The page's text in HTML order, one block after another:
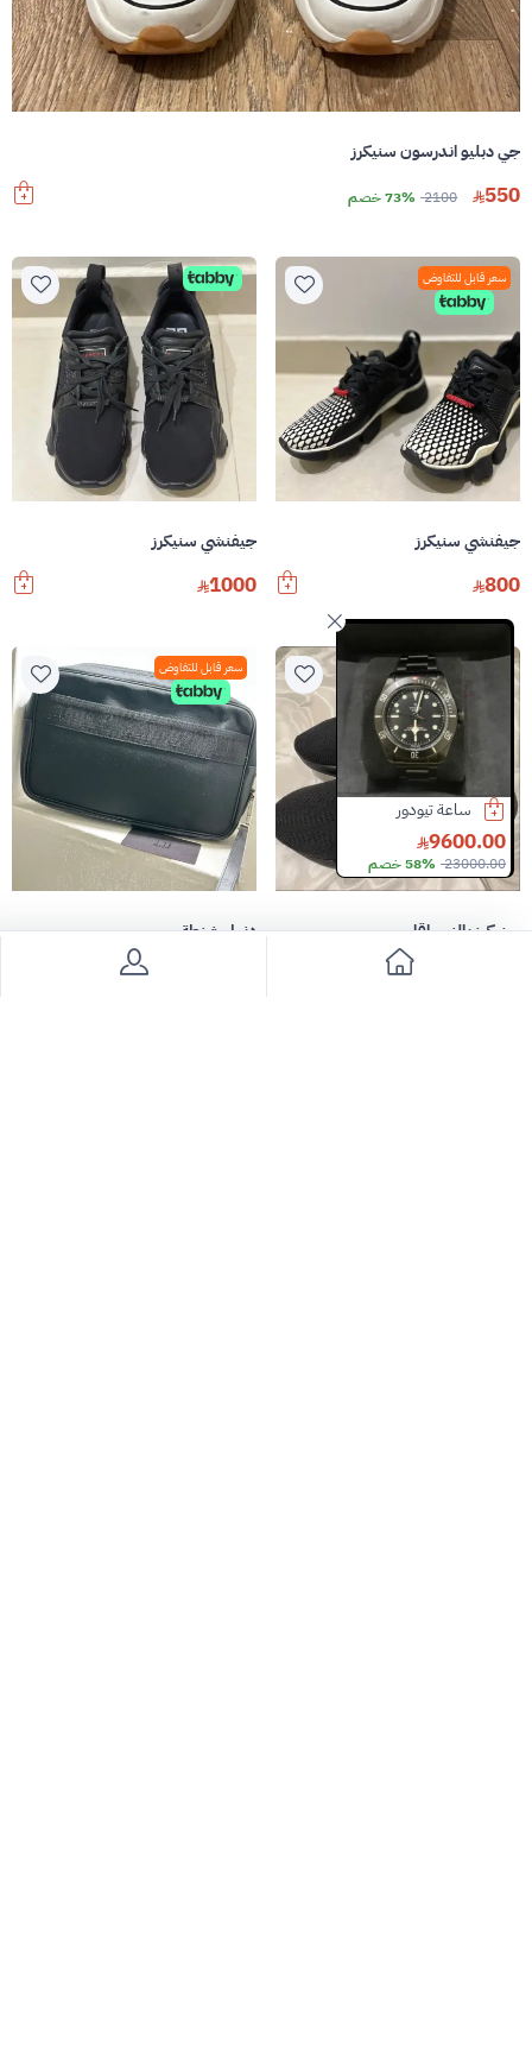
ساعة تيودور
9600.00
23000.00 58% خصم
لويفي حذاء
1150.00
1700.00 32% خصم
شنطة توري بورش
2300.00
2500.00
جي دبليو اندرسون سنيكرز
550
2100 73% خصم
سعر قابل للتفاوض
جيفنشي سنيكرز
800
جيفنشي سنيكرز
1000
سعر قابل للتفاوض
سنيكرز بالنسياقا
27% خصم
سعر قابل للتفاوض
دنهل شنطة